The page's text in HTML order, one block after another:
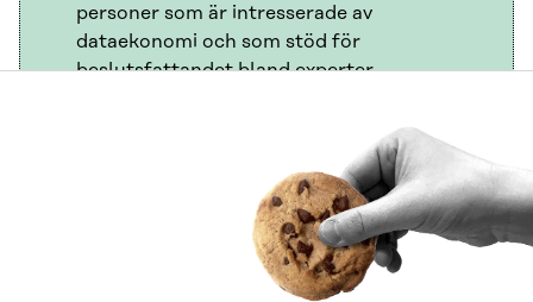
personer som är intresserade av
dataekonomi och som stöd för
beslutsfattandet bland experter,
Du kan fritt använda, ladda ner och
vidareutveckla rapporten, dess grafer och